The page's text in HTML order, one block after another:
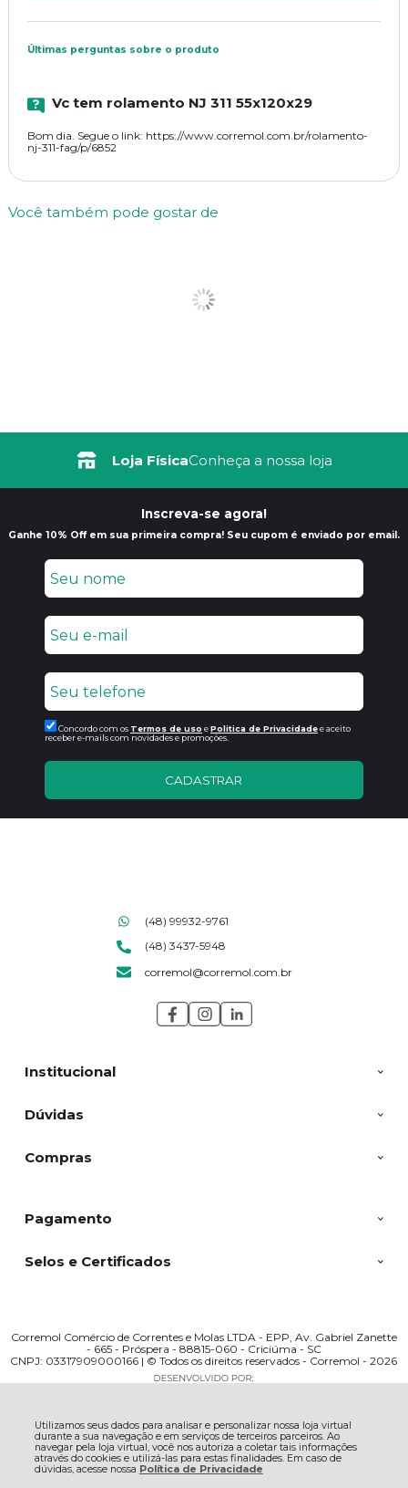
Utilizamos seus dados para analisar e personalizar nossa loja virtual
durante a sua navegação e em serviços de terceiros parceiros. Ao
navegar pela loja virtual, você nos autoriza a coletar tais informações
através do cookies e utilizá-las para estas finalidades. Em caso de
dúvidas, acesse nossa Política de Privacidade
Últimas perguntas sobre o produto
Vc tem rolamento NJ 311 55x120x29
Bom dia. Segue o link: https://www.corremol.com.br/rolamento-
nj-311-fag/p/6852
Você também pode gostar de
Loja FísicaConheça a nossa loja
Inscreva-se agora!
Ganhe 10% Off em sua primeira compra! Seu cupom é enviado por email.
Concordo com os Termos de uso ePolitica de Privacidadee aceito
receber e-mails com novidades e promoções.
CADASTRAR
Institucional
Dúvidas
Compras
(48) 99932-9761
(48) 3437-5948
corremol@corremol.com.br
Pagamento
Selos e Certificados
Corremol Comércio de Correntes e Molas LTDA - EPP, Av. Gabriel Zanette
- 665 - Próspera - 88815-060 - Criciúma - SC
CNPJ: 03317909000166 | © Todos os direitos reservados - Corremol - 2026